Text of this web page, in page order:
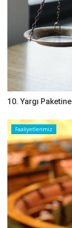
10. Yargı
Faaliyetlerimiz